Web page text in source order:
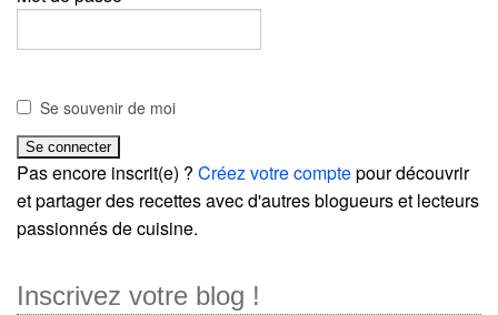
Se souvenir de moi
Pas encore inscrit(e) ? Créez votre comptepour découvrir
et partager des recettes avec d'autres blogueurs et lecteurs
passionnés de cuisine.
Inscrivez votre blog !